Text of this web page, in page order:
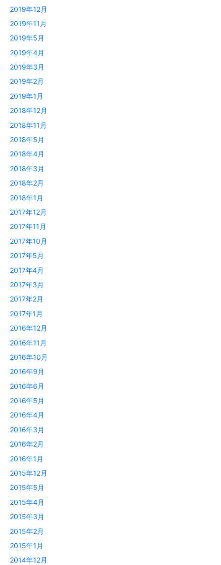
2019年12月
2019年11月
2019年5月
2019年4月
2019年3月
2019年2月
2019年1月
2018年12月
2018年11月
2018年5月
2018年4月
2018年3月
2018年2月
2018年1月
2017年12月
2017年11月
2017年10月
2017年5月
2017年4月
2017年3月
2017年2月
2017年1月
2016年12月
2016年11月
2016年10月
2016年9月
2016年6月
2016年5月
2016年4月
2016年3月
2016年2月
2016年1月
2015年12月
2015年5月
2015年4月
2015年3月
2015年2月
2015年1月
2014年12月